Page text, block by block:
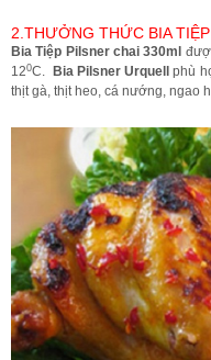
2.THƯỞNG THỨC BIA
Bia Tiệp Pilsner chai 330ml
120C. Bia Pilsner Urquellphù
thịt gà, thịt heo, cá nướng, ngao